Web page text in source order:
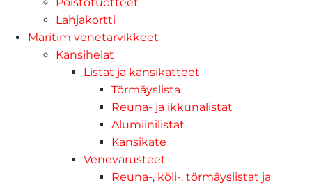
Lahjakortti
Maritim venetarvikkeet
Kansihelat
Listat ja kansikatteet
Törmäyslista
Reuna- ja ikkunalistat
Alumiinilistat
Kansikate
Venevarusteet
Reuna-, köli-, törmäyslistat ja